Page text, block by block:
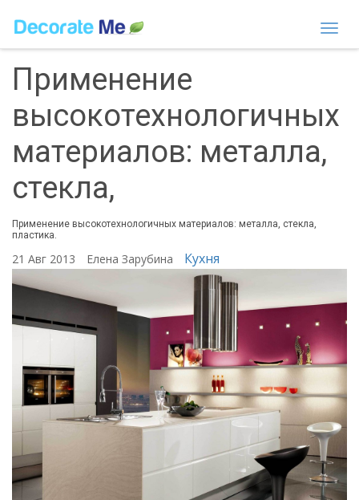
Применение
высокотехнологичных
материалов: металла,
стекла,
Применение высокотехнологичных материалов: металла, стекла,
пластика.
21 Авг 2013 Елена Зарубина Кухня